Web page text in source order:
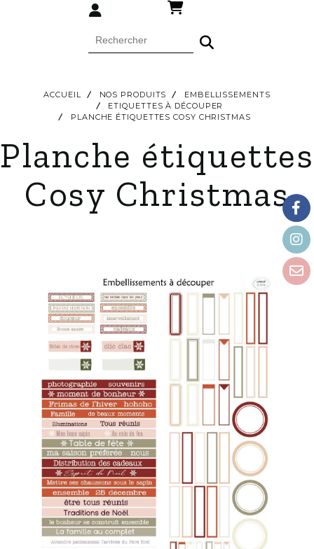
ACCUEIL NOS PRODUITS
EMBELLISSEMENTS
ETIQUETTES À DÉCOUPER
PLANCHE ÉTIQUETTES COSY CHRISTMAS
Planche étiquettes
Cosy Christmas